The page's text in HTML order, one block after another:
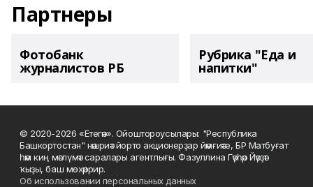
Партнеры
Фотобанк
журналистов РБ
Рубрика "Еда и
напитки"
© 2020-2026 «Етегән». Ойоштороусылары: "Республика
Башкортостан" нәшриәт йорто акционерҙар йәмғиәте, БР Матбуғат
һәм киң мәғлүмәт саралары агентлығы. Фазуллина Гәүһәр Йәүҙәт
ҡыҙы, баш мөхәррир.
Об использовании персональных данных